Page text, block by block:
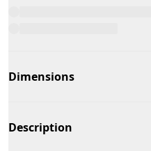
Dimensions
Description